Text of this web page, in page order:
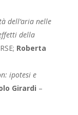
dell’aria nelle
della
Roberta
ipotesi e
Girardi –